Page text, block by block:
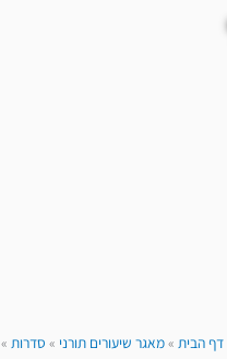
דף הבית »מאגר שיעורים תורני » סדרות »